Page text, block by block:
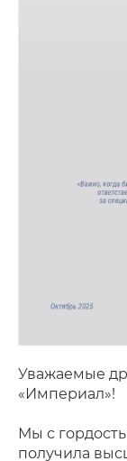
Уважаемые
«Империал»!
Мы с
получила